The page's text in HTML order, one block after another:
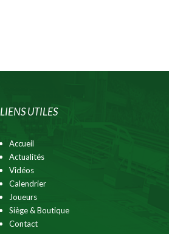
LIENS UTILES
Accueil
Actualités
Vidéos
Calendrier
Joueurs
Siège & Boutique
Contact